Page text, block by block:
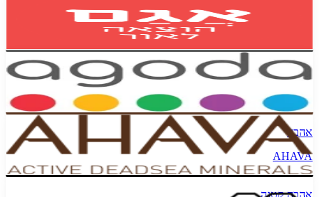
אגודה
Agoda
אהבה
AHAVA
אהבה קטנה